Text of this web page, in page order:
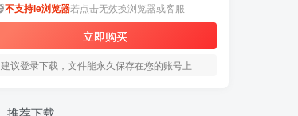
不支持ie浏览器若点击无效换浏览器或客服
立即购买
建议登录下载，文件能永久保存在您的账号上
推荐下载